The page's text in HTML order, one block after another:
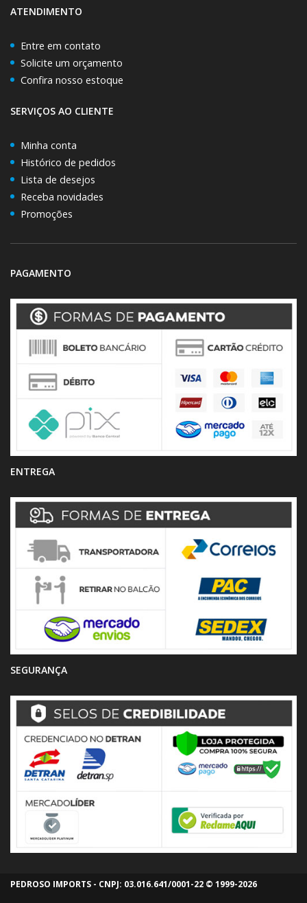
ATENDIMENTO
Entre em contato
Solicite um orçamento
Confira nosso estoque
SERVIÇOS AO CLIENTE
Minha conta
Histórico de pedidos
Lista de desejos
Receba novidades
Promoções
PAGAMENTO
ENTREGA
SEGURANÇA
PEDROSO IMPORTS - CNPJ: 03.016.641/0001-22 © 1999-2026